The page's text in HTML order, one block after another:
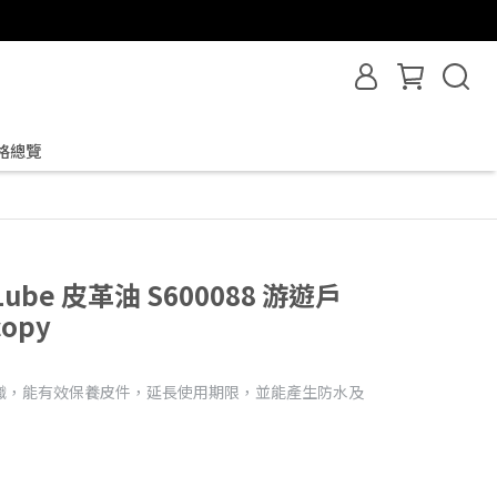
總覽
皮革油 S600088 游遊戶
能有效保養皮件，延長使用期限，並能產生防水及